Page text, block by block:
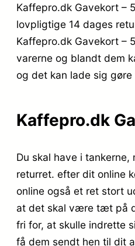
Kaffepro.dk Gavekort –
lovpligtige 14 dages
Kaffepro.dk Gavekort –
varerne og blandt dem
og det kan lade sig
Kaffepro.dk
Du skal have i
returret. efter dit online
online også et ret stort
at det skal være tæt på
fri for, at skulle indrette
få dem sendt hen til dit